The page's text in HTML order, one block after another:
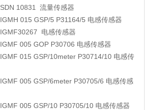
SDN 10831
流量传感器
IGMH 015 GSP/5 P31164/5 电感传感器
IGMF30267
电感传感器
IGMF 005 GOP P30706 电感传感器
IGMF 015 GSP/10meter P30714/10 电感传
IGMF 005 GSP/6meter P30705/6 电感传感
IGMF 005 GSP/10 P30705/10 电感传感器